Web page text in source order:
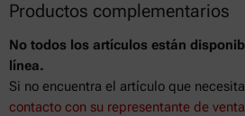
Productos complementarios
No todos los artículos están
línea.
Si no encuentra el artículo que
contacto con su representante de